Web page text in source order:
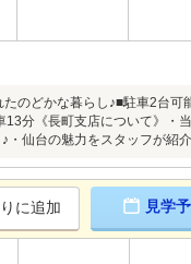
のどかな暮らし♪■駐車2台
《長町支店について》・
仙台の魅力をスタッフが紹介
に追加 見学